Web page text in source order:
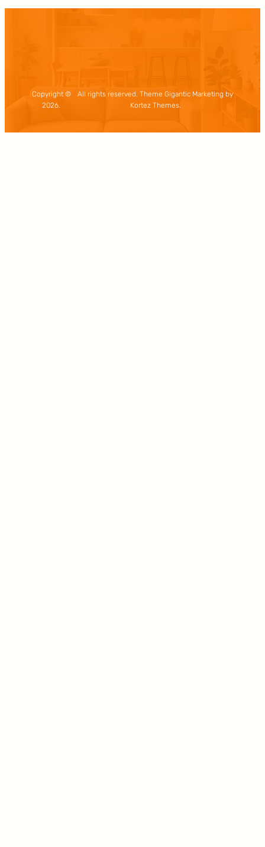
Copyright ©
2026.
All rights reserved. Theme Gigantic Marketing by
Kortez Themes.